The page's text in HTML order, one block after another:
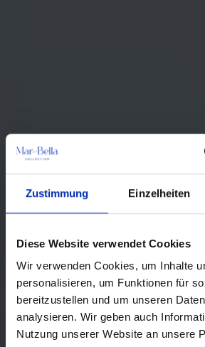
Zustimmung Einzelheiten
Diese Website verwendet Cookies
Wir verwenden Cookies, um Inhalte
personalisieren, um Funktionen für
bereitzustellen und um unseren
analysieren. Wir geben auch
Nutzung unserer Website an unsere